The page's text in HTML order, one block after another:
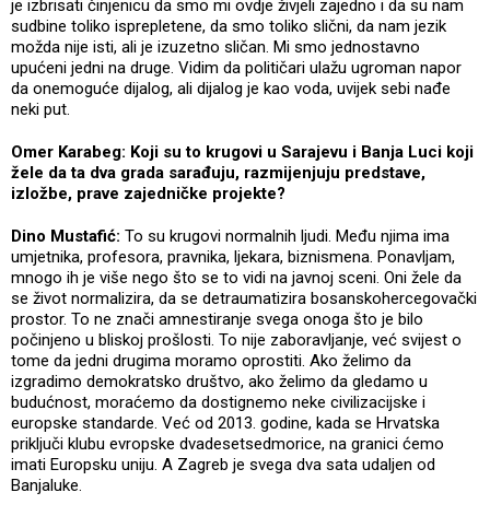
je izbrisati činjenicu da smo mi ovdje živjeli zajedno i da su nam
sudbine toliko isprepletene, da smo toliko slični, da nam jezik
možda nije isti, ali je izuzetno sličan. Mi smo jednostavno
upućeni jedni na druge. Vidim da političari ulažu ugroman napor
da onemoguće dijalog, ali dijalog je kao voda, uvijek sebi nađe
neki put.
Omer Karabeg: Koji su to krugovi u Sarajevu i Banja Luci koji
žele da ta dva grada sarađuju, razmijenjuju predstave,
izložbe, prave zajedničke projekte?
Dino Mustafić: To su krugovi normalnih ljudi. Među njima ima
umjetnika, profesora, pravnika, ljekara, biznismena. Ponavljam,
mnogo ih je više nego što se to vidi na javnoj sceni. Oni žele da
se život normalizira, da se detraumatizira bosanskohercegovački
prostor. To ne znači amnestiranje svega onoga što je bilo
počinjeno u bliskoj prošlosti. To nije zaboravljanje, već svijest o
tome da jedni drugima moramo oprostiti. Ako želimo da
izgradimo demokratsko društvo, ako želimo da gledamo u
budućnost, moraćemo da dostignemo neke civilizacijske i
europske standarde. Već od 2013. godine, kada se Hrvatska
priključi klubu evropske dvadesetsedmorice, na granici ćemo
imati Europsku uniju. A Zagreb je svega dva sata udaljen od
Banjaluke.